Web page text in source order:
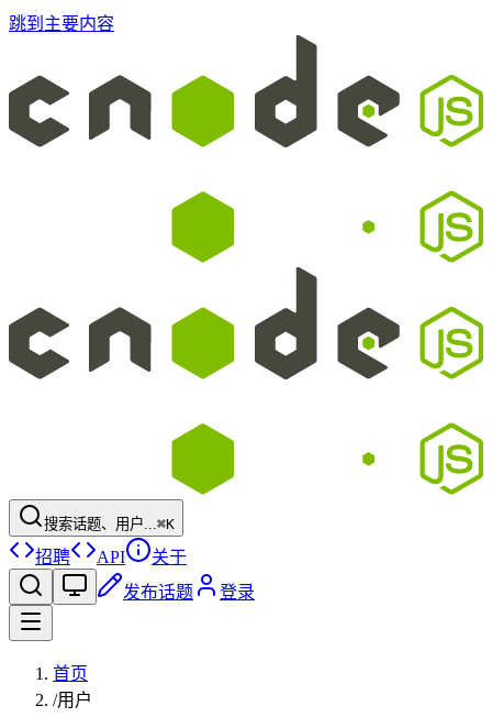
跳到主要内容
搜索话题、用户...⌘K
招聘 API
关于
发布话题
登录
首页
/用户